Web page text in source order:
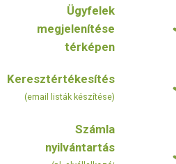
Ügyfelek
megjelenítése
térképen
Keresztértékesítés
(email listák készítése)
Számla
nyilvántartás